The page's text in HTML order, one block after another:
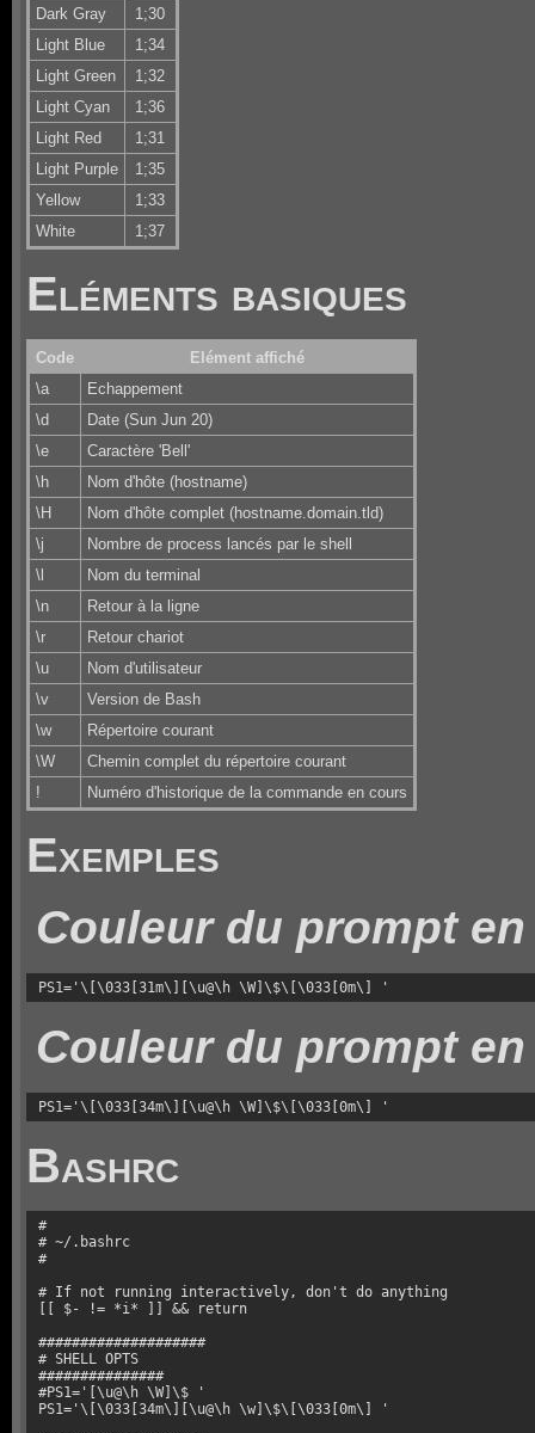
Dark Gray
1;30
Light Blue
1;34
Light Green
1;32
Light Cyan
1;36
Light Red
1;31
Light Purple
1;35
Yellow
1;33
White
1;37
Eléments basiques
Code
Elément affiché
\a
Echappement
\d
Date (Sun Jun 20)
\e
Caractère 'Bell'
\h
Nom d'hôte (hostname)
\H
Nom d'hôte complet (hostname.domain.tld)
\j
Nombre de process lancés par le shell
\l
Nom du terminal
\n
Retour à la ligne
\r
Retour chariot
\u
Nom d'utilisateur
\v
Version de Bash
\w
Répertoire courant
\W
Chemin complet du répertoire courant
!
Numéro d'historique de la commande en cours
Exemples
Couleur du prompt
PS1='\[\033[31m\][\u@\h \W]\$\[\033[0m\] '
Couleur du prompt
PS1='\[\033[34m\][\u@\h \W]\$\[\033[0m\] '
Bashrc
#
# ~/.bashrc
#
# If not running interactively, don't do anything
[[ $- != *i* ]] && return
####################
# SHELL OPTS
###############
#PS1='[\u@\h \W]\$ '
PS1='\[\033[34m\][\u@\h \w]\$\[\033[0m\] '